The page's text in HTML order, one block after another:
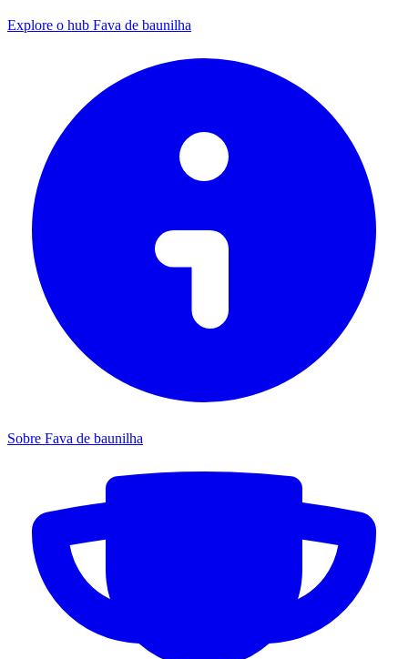
Explore o hub Fava de baunilha
Sobre Fava de baunilha